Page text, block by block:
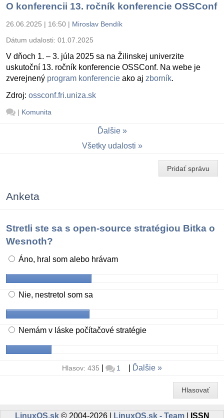
O konferencii 13. ročník konferencie OSSConf
26.06.2025 | 16:50 | Miroslav Bendík
Dátum udalosti: 01.07.2025
V dňoch 1. – 3. júla 2025 sa na Žilinskej univerzite
uskutoční 13. ročník konferencie OSSConf. Na webe je
zverejnený program konferencie ako aj zborník.
Zdroj: ossconf.fri.uniza.sk
| Komunita
Ďalšie
Všetky udalosti
Pridať správu
Anketa
Stretli ste sa s open-source stratégiou Bitka o
Wesnoth?
Áno, hral som alebo hrávam
Nie, nestretol som sa
Nemám v láske počítačové stratégie
Hlasov: 435 1 Ďalšie
Hlasovať
LinuxOS.sk© 2004-2026 | LinuxOS.sk - Team| ISSN